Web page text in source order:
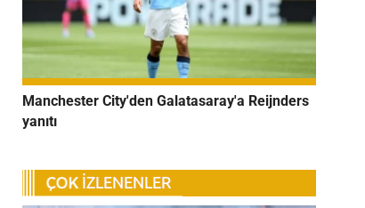
Manchester City'den Galatasaray'a Reijnders
yanıtı